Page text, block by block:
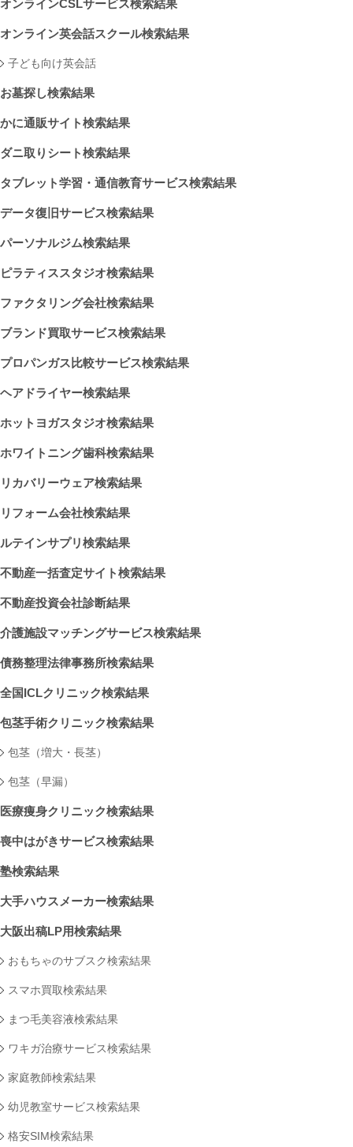
オンラインCSLサービス検索結果
オンライン英会話スクール検索結果
子ども向け英会話
お墓探し検索結果
かに通販サイト検索結果
ダニ取りシート検索結果
タブレット学習・通信教育サービス検索結果
データ復旧サービス検索結果
パーソナルジム検索結果
ピラティススタジオ検索結果
ファクタリング会社検索結果
ブランド買取サービス検索結果
プロパンガス比較サービス検索結果
ヘアドライヤー検索結果
ホットヨガスタジオ検索結果
ホワイトニング歯科検索結果
リカバリーウェア検索結果
リフォーム会社検索結果
ルテインサプリ検索結果
不動産一括査定サイト検索結果
不動産投資会社診断結果
介護施設マッチングサービス検索結果
債務整理法律事務所検索結果
全国ICLクリニック検索結果
包茎手術クリニック検索結果
包茎（増大・長茎）
包茎（早漏）
医療痩身クリニック検索結果
喪中はがきサービス検索結果
塾検索結果
大手ハウスメーカー検索結果
大阪出稿LP用検索結果
おもちゃのサブスク検索結果
スマホ買取検索結果
まつ毛美容液検索結果
ワキガ治療サービス検索結果
家庭教師検索結果
幼児教室サービス検索結果
格安SIM検索結果